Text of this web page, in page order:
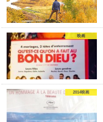
映画
2014映画